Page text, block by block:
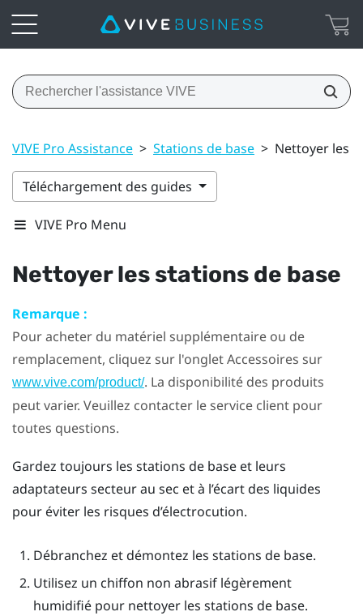
VIVE Pro Assistance > Stations de base > Nettoyer les
Téléchargement des guides
VIVE Pro Menu
Nettoyer les stations de base
Remarque :
Pour acheter du matériel supplémentaire ou de
remplacement, cliquez sur l'onglet Accessoires sur
www.vive.com/product/. La disponibilité des produits
peut varier. Veuillez contacter le service client pour
toutes questions.
Gardez toujours les stations de base et leurs
adaptateurs secteur au sec et à l’écart des liquides
pour éviter les risques d’électrocution.
Débranchez et démontez les stations de base.
Utilisez un chiffon non abrasif légèrement
humidifié pour nettoyer les stations de base.